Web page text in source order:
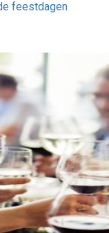
feestdagen